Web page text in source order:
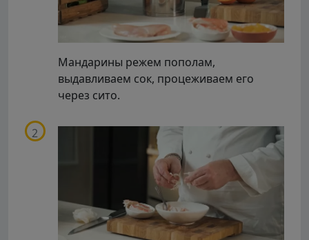
Мандарины режем пополам,
выдавливаем сок, процеживаем его
через сито.